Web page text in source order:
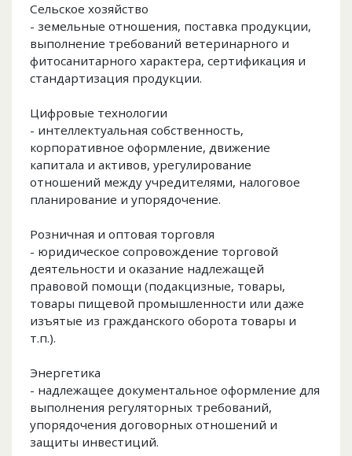
Сельское хозяйство
- земельные отношения, поставка продукции,
выполнение требований ветеринарного и
фитосанитарного характера, сертификация и
стандартизация продукции.
Цифровые технологии
- интеллектуальная собственность,
корпоративное оформление, движение
капитала и активов, урегулирование
отношений между учредителями, налоговое
планирование и упорядочение.
Розничная и оптовая торговля
- юридическое сопровождение торговой
деятельности и оказание надлежащей
правовой помощи (подакцизные, товары,
товары пищевой промышленности или даже
изъятые из гражданского оборота товары и
т.п.).
Энергетика
- надлежащее документальное оформление для
выполнения регуляторных требований,
упорядочения договорных отношений и
защиты инвестиций.